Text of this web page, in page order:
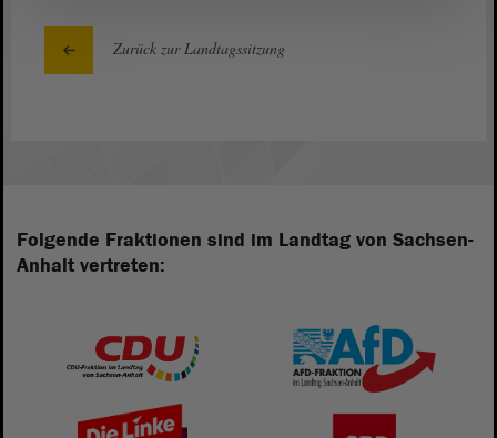
Zurück zur Landtagssitzung
Folgende Fraktionen sind im Landtag von Sachsen-
Anhalt vertreten: